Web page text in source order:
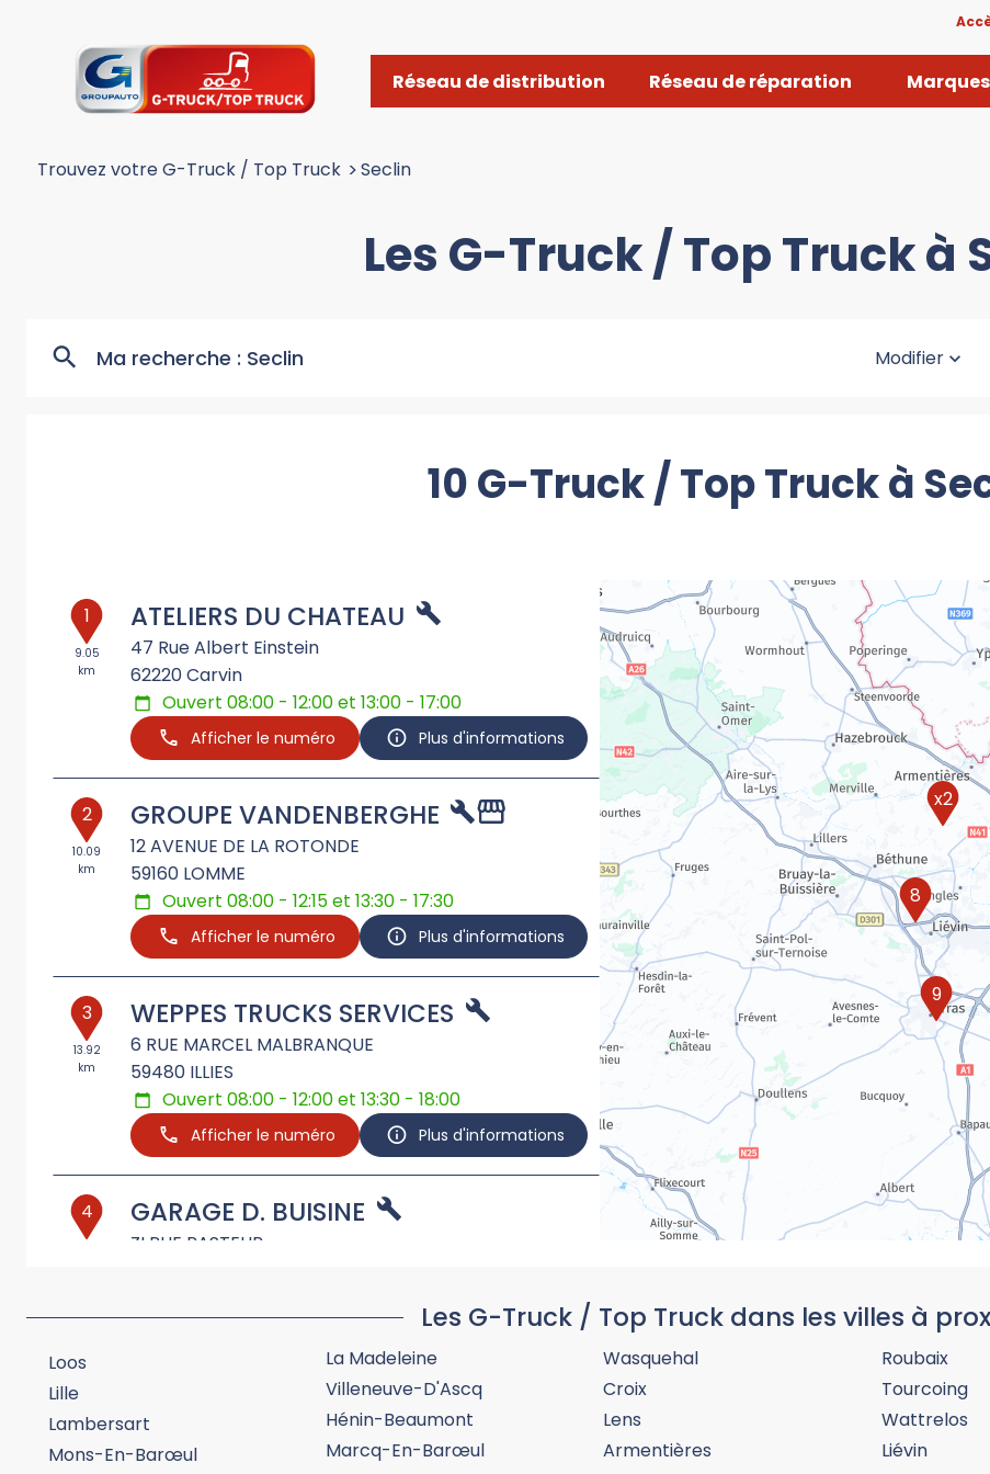
Réseau de distribution Réseau de réparation
Trouvez votre G-Truck / Top Truck >Seclin
Les G-Truck / Top Truck à
Ma recherche : Seclin Modifier
10 G-Truck / Top Truck à
1
9.05
km
ATELIERS DU CHATEAU
47 Rue Albert Einstein
62220Carvin
Ouvert 08:00 - 12:00 et 13:00 - 17:00
Afficher le numéro Plus d'informations
2
10.09
km
GROUPE VANDENBERGHE
12 AVENUE DE LA ROTONDE
59160 LOMME
Ouvert 08:00 - 12:15 et 13:30 - 17:30
Afficher le numéro Plus d'informations
3
13.92
km
WEPPES TRUCKS SERVICES
6 RUE MARCEL MALBRANQUE
59480 ILLIES
Ouvert 08:00 - 12:00 et 13:30 - 18:00
Afficher le numéro Plus d'informations
4 GARAGE D. BUISINE
ZI RUE PASTEUR
Plus d'informations
16.01
km
GARAGE DE LA PILATERIE
411 ZI PORTUAIRE
9
8
x2
Les G-Truck / Top Truck dans les villes à
Loos
Lille
Lambersart
Mons-En-Barœul
La Madeleine
Villeneuve-D'Ascq
Hénin-Beaumont
Marcq-En-Barœul
Wasquehal
Croix
Lens
Armentières
Roubaix
Tourcoing
Wattrelos
Liévin